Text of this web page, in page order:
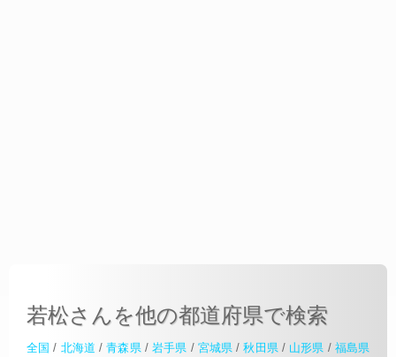
若松さんを他の都道府県で検索
全国 / 北海道 /青森県/ 岩手県 / 宮城県 /秋田県/ 山形県 / 福島県